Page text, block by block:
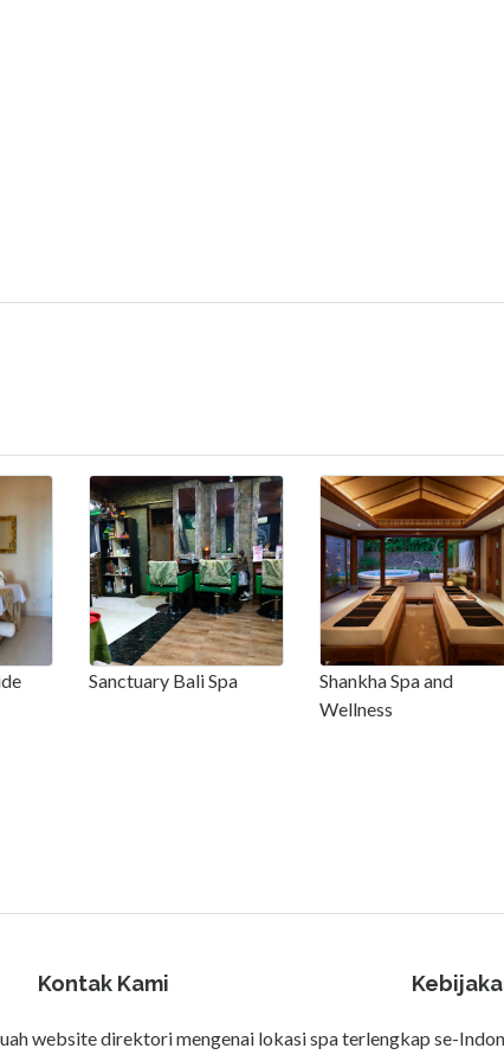
Sanctuary Bali Spa
Shankha Spa and
Wellness
Kontak Kami
website direktori mengenai lokasi spa terlengkap se-